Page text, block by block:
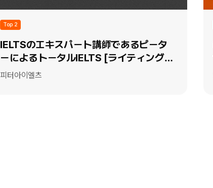
Top 2
IELTSのエキスパート講師であるピータ
ーによるトータルIELTS [ライティングエ
ッセイ]
피터아이엘츠